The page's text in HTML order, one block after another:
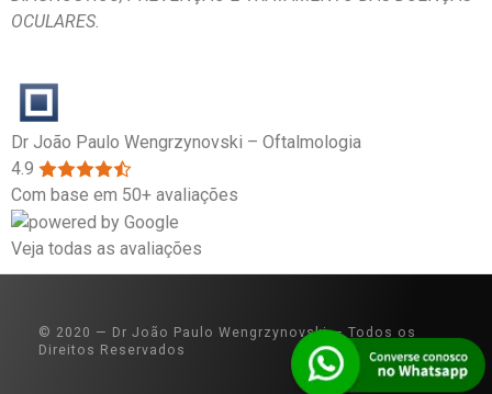
OCULARES.
Dr João Paulo Wengrzynovski – Oftalmologia
4.9
Com base em 50+ avaliações
Veja todas as avaliações
© 2020 — Dr João Paulo Wengrzynovski — Todos os
Direitos Reservados